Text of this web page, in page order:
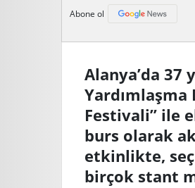
Abone ol
Alanya’da 37
Yardımlaşma
Festivali” ile
burs olarak
etkinlikte,
birçok stant